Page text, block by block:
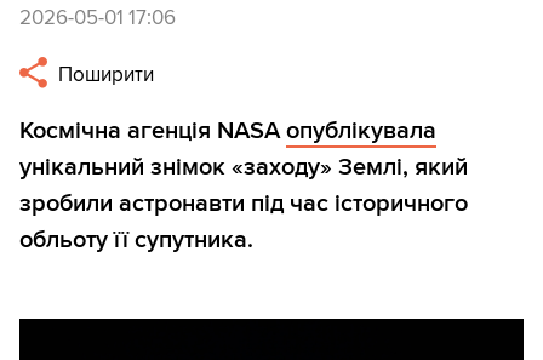
2026-05-01 17:06
Поширити
Космічна агенція NASAопублікувала
унікальний знімок «заходу» Землі, який
зробили астронавти під час історичного
обльоту її супутника.